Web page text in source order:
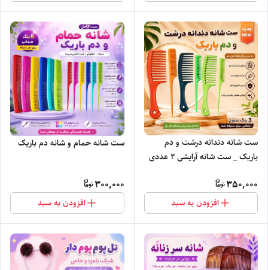
ست شانه دندانه درشت و دم
باریک _ ست شانه آرایشی ۲ عددی
350,000
افزودن به سبد
ست شانه حمام و شانه دم باریک
300,000
افزودن به سبد